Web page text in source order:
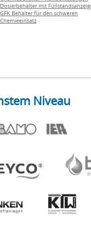
Dosierbehälter mit
GFK Behälter für den schweren
Chemieeinsatz
Niveau